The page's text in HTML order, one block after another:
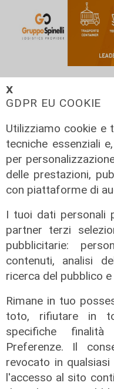
𝗫
GDPR EU COOKIE
Utilizziamo cookie e
tecniche essenziali
per
delle prestazioni,
con piattaforme di
I tuoi dati personali
partner terzi
pubblicitarie:
contenuti, analisi
ricerca del pubblico
Rimane in tuo
toto, rifiutare in
specifiche
Preferenze. Il
revocato in
l'accesso al sito
Anticipazione
'E' già
libro della
09/08/2026
di redazione